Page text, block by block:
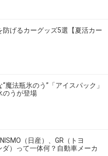
防げるカーグッズ5選【夏活カー
魔法瓶氷のう”「アイスパック」
のうが登場
（日産）、GR（トヨ
ダ）って一体何？自動車メーカ